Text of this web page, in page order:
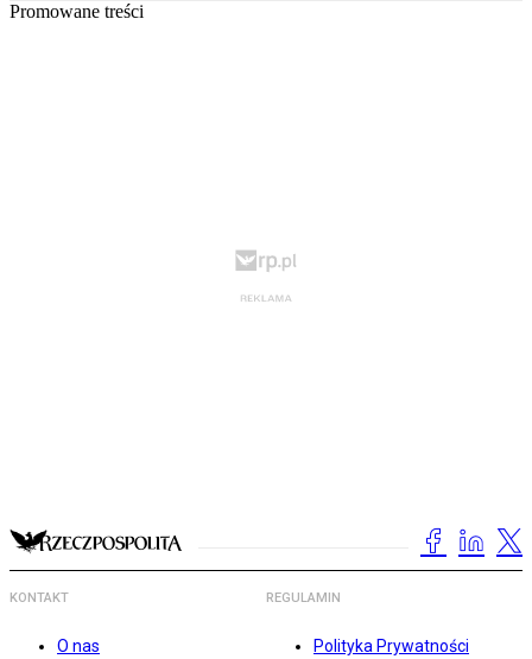
Promowane treści
KONTAKT
O nas
REGULAMIN
Polityka Prywatności